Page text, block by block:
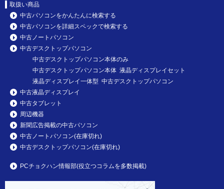
取扱い商品
中古パソコンをかんたんに検索する
中古パソコンを詳細スペックで検索する
中古ノートパソコン
中古デスクトップパソコン
中古デスクトップパソコン本体のみ
中古デスクトップパソコン本体 液晶ディスプレイセット
液晶ディスプレイ一体型 中古デスクトップパソコン
中古液晶ディスプレイ
中古タブレット
周辺機器
新聞広告掲載の中古パソコン
中古ノートパソコン(在庫切れ)
中古デスクトップパソコン(在庫切れ)
PCチョクハン情報部(役立つコラムを多数掲載)